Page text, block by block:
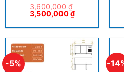
3,600,000₫
3,500,000₫
-5% -